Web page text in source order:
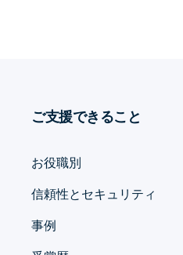
ご支援できること
お役職別
信頼性とセキュリティ
事例